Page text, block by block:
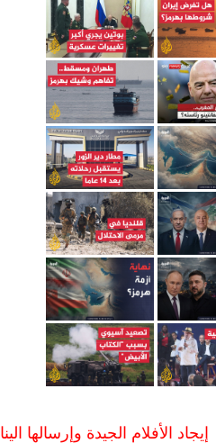
الأفلام الجيدة وإرسالها الينا